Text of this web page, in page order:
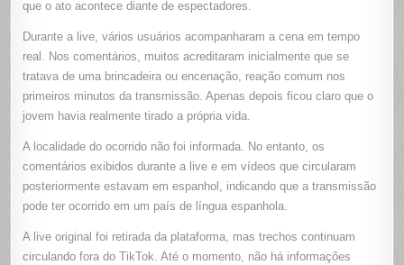
que o ato acontece diante de espectadores.
Durante a live, vários usuários acompanharam a cena em tempo
real. Nos comentários, muitos acreditaram inicialmente que se
tratava de uma brincadeira ou encenação, reação comum nos
primeiros minutos da transmissão. Apenas depois ficou claro que o
jovem havia realmente tirado a própria vida.
A localidade do ocorrido não foi informada. No entanto, os
comentários exibidos durante a live e em vídeos que circularam
posteriormente estavam em espanhol, indicando que a transmissão
pode ter ocorrido em um país de língua espanhola.
A live original foi retirada da plataforma, mas trechos continuam
circulando fora do TikTok. Até o momento, não há informações